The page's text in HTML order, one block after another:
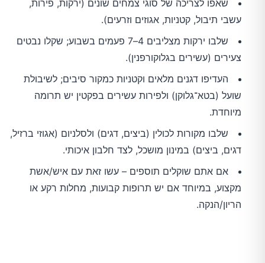
שאפו לצריכה של סוגי צמחים שונים (ירקות, פירות,
עשבי תיבול, קטניות, אגוזים וזרעים).
שלבו ירקות מצליבים 4–7 פעמים בשבוע; שקלו נבטים
צעירים (עשירים בגלוקורפנין).
העדיפו דגנים מלאים וקטניות כמקור סיבים; לשיבולת
שועל (בטא־גלוקן) ולפירות עשירים בפקטין יש תרומה
מיוחדת.
שלבו מקורות לכולין (ביצים, דגים) ולסלניום (אגוזי ברזיל,
דגים, ביצים) במינון מושכל, לצד חלבון איכותי.
אם אתם שוקלים תוספים – עשו זאת עם איש/אשת
מקצוע, במיוחד אם יש תרופות קבועות, מחלות רקע או
הריון/הנקה.